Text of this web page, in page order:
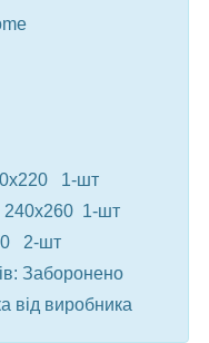
1-шт
240x260 1-шт
2-шт ⠀
Заборонено
від виробника